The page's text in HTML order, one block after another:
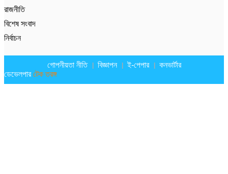
রাজনীতি
বিশেষ সংবাদ
নির্বাচন
গোপনীয়তা নীতি বিজ্ঞাপন ই-পেপার
কনভার্টার
ডেভেলপারটেক তরঙ্গ